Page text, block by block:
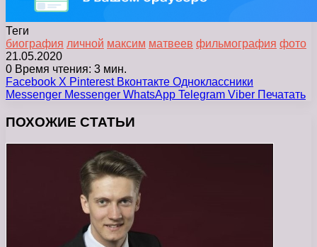
Теги
биография личной максим матвеев фильмография фото
21.05.2020
0 Время чтения: 3 мин.
Facebook X Pinterest Вконтакте Одноклассники
Messenger Messenger WhatsApp Telegram Viber Печатать
ПОХОЖИЕ СТАТЬИ